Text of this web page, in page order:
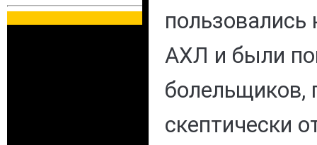
АХЛ и были
болельщиков,
скептически